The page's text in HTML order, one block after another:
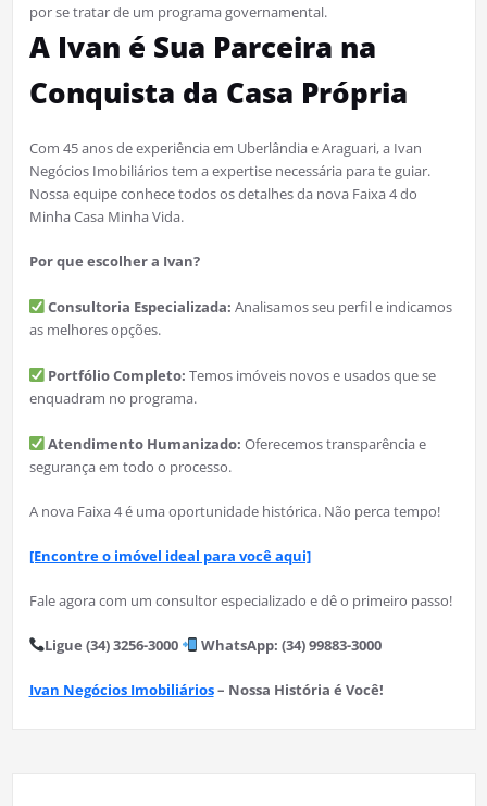
por se tratar de um programa governamental.
A Ivan é Sua Parceira na
Conquista da Casa Própria
Com 45 anos de experiência em Uberlândia e Araguari, a Ivan
Negócios Imobiliários tem a expertise necessária para te guiar.
Nossa equipe conhece todos os detalhes da nova Faixa 4 do
Minha Casa Minha Vida.
Por que escolher a Ivan?
Consultoria Especializada: Analisamos seu perfil e indicamos
as melhores opções.
Portfólio Completo:Temos imóveis novos e usados que se
enquadram no programa.
Atendimento Humanizado: Oferecemos transparência e
segurança em todo o processo.
A nova Faixa 4 é uma oportunidade histórica. Não perca tempo!
[Encontre o imóvel ideal para você aqui]
Fale agora com um consultor especializado e dê o primeiro passo!
Ligue (34) 3256-3000 WhatsApp: (34) 99883-3000
Ivan Negócios Imobiliários– Nossa História é Você!